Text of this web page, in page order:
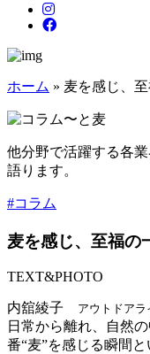
ホーム » 麦を感じ、
他分野で活躍する各
語ります。
#コラム
麦を感じ、至福の
TEXT&PHOTO
内舘綾子 アウトドアラ
日常から離れ、自然
番“麦”を感じる瞬間